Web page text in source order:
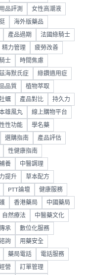
品評測 女性高潮液
海外版藥品
產品過期 法國綠騎士
精力管理 疲勞改善
士 時間焦慮
海默氏症 綠鑽適用症
品質 植物萃取
蠣 產品對比 持久力
雄風丸 線上購物平台
性功能 學名藥
選購指南 產品評估
性健康指南
養 中醫調理
提升 草本配方
PTT論壇 健康服務
香港藥局 中國藥局
自然療法 中醫藥文化
承 數位化服務
詢 用藥安全
藥局電話 電話服務
營 訂單管理